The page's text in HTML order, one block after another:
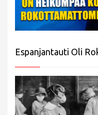
Espanjantauti Oli